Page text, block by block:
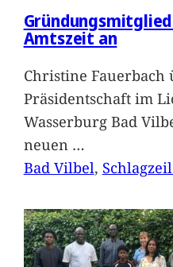
Amtszeit an
Christine
Präsidentschaft im
Wasserburg Bad
neuen …
Bad Vilbel,